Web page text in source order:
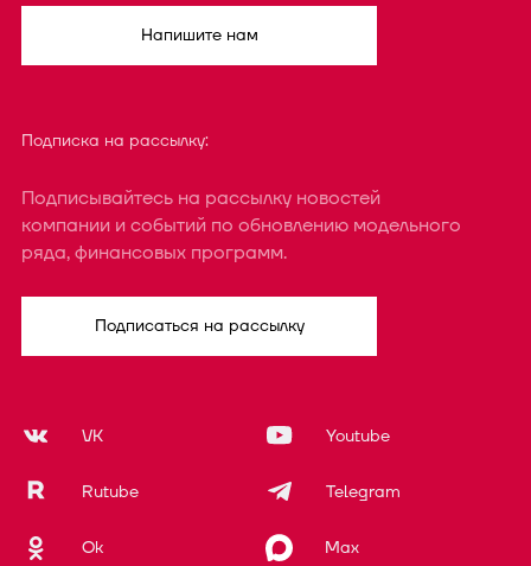
Напишите нам
Подписка на рассылку:
Подписывайтесь на рассылку новостей
компании и событий по обновлению модельного
ряда, финансовых программ.
Подписаться на рассылку
VK Youtube
Rutube Telegram
Ok Max